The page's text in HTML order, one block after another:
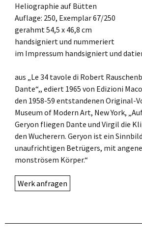
Heliographie auf Bütten
Auflage: 250, Exemplar 67/250
gerahmt 54,5 x 46,8 cm
handsigniert und nummeriert
im Impressum handsigniert und
aus „Le 34 tavole di Robert
Dante“,, ediert 1965 von Edizioni
den 1958-59 entstandenen Original-
Museum of Modern Art, New York,
Geryon fliegen Dante und Virgil die
den Wucherern. Geryon ist ein
unaufrichtigen Betrügers, mit
monströsem Körper.“
Werk anfragen